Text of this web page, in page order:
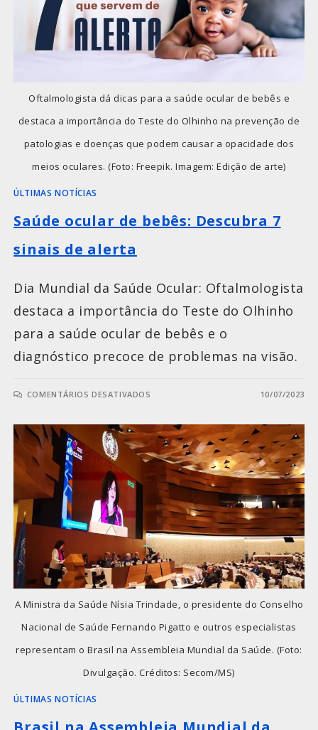
Oftalmologista dá dicas para a saúde ocular de bebês e
destaca a importância do Teste do Olhinho na prevenção de
patologias e doenças que podem causar a opacidade dos
meios oculares. (Foto: Freepik. Imagem: Edição de arte)
ÚLTIMAS NOTÍCIAS
Saúde ocular de bebês: Descubra 7
sinais de alerta
Dia Mundial da Saúde Ocular: Oftalmologista
destaca a importância do Teste do Olhinho
para a saúde ocular de bebês e o
diagnóstico precoce de problemas na visão.
COMENTÁRIOS DESATIVADOS 10/07/2023
A Ministra da Saúde Nísia Trindade, o presidente do Conselho
Nacional de Saúde Fernando Pigatto e outros especialistas
representam o Brasil na Assembleia Mundial da Saúde. (Foto:
Divulgação. Créditos: Secom/MS)
ÚLTIMAS NOTÍCIAS